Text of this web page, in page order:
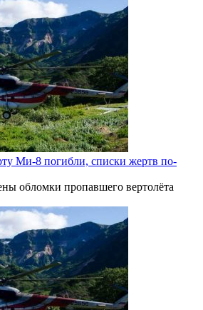
Ми-8 погибли, списки жертв по-
обломки пропавшего вертолёта